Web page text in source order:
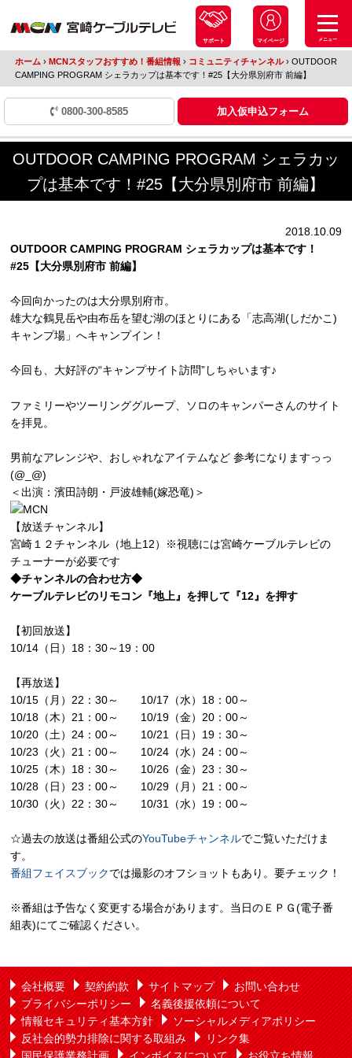
サポート マイページ メニュー
ホーム › MCNスタッフおすすめ！番組情報 › コミュニティチャンネル ›OUTDOOR
CAMPING PROGRAM シェラカップは基本です！#25【大分県別府市 前編】
0800-300-8585 加入仮申込フォーム
OUTDOOR CAMPING PROGRAM シェラカッ
プは基本です！#25【大分県別府市 前編】
2018.10.09
OUTDOOR CAMPING PROGRAM シェラカップは基本です！
#25【大分県別府市 前編】
今回向かったのは大分県別府市。
雄大な鶴見岳や由布岳を望む湖のほとりにある「志高湖(しだかこ)
キャンプ場」へキャンプイン！
今回も、大好評の“キャンプサイト訪問”しちゃいます♪
ファミリーやツーリンググループ、ソロのキャンパーさんのサイト
を拝見。
男前なアレンジや、おしゃれなアイテムなど 参考になりますっっ
(@_@)
＜出演：濱田詩朗・戸波雄輔(嫁恐竜)＞
【放送チャンネル】
宮崎１２チャンネル（地上12）※視聴には宮崎ケーブルテレビの
チューナーが必要です
◆チャンネルの合わせ方◆
ケーブルテレビのリモコン『地上』を押して『12』を押す
【初回放送】
10/14（日）18：30～19：00
【再放送】
10/15（月）22：30～ 10/17（水）18：00～
10/18（木）21：00～ 10/19（金）20：00～
10/20（土）24：00～ 10/21（日）19：30～
10/23（火）21：00～ 10/24（水）24：00～
10/25（木）18：30～ 10/26（金）23：30～
10/28（日）23：00～ 10/29（月）21：00～
10/30（火）22：30～ 10/31（水）19：00～
☆過去の放送は番組公式のYouTubeチャンネルでご覧いただけま
す。
番組フェイスブックでは撮影のオフショットもあり。要チェック！
※番組は予告なく変更する場合があります。当日のＥＰＧ(電子番
組表)にてご確認ください。
会社概要 契約約款 サイトマップ
お問い合わせ
プライバシーポリシー
名義後援依頼について
情報セキュリティ基本方針
ソーシャルメディアポリシー
反社会的勢力排除に関する取組み
リンク集